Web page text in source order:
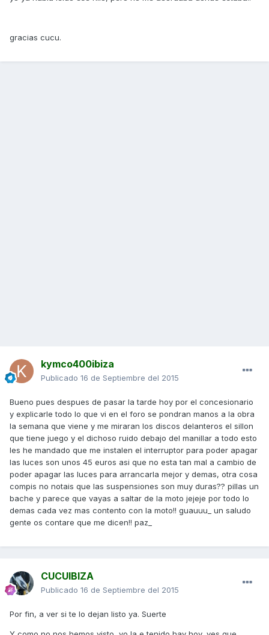
gracias cucu.
kymco400ibiza
Publicado 16 de Septiembre del 2015
Bueno pues despues de pasar la tarde hoy por el concesionario
y explicarle todo lo que vi en el foro se pondran manos a la obra
la semana que viene y me miraran los discos delanteros el sillon
que tiene juego y el dichoso ruido debajo del manillar a todo esto
les he mandado que me instalen el interruptor para poder apagar
las luces son unos 45 euros asi que no esta tan mal a cambio de
poder apagar las luces para arrancarla mejor y demas, otra cosa
compis no notais que las suspensiones son muy duras?? pillas un
bache y parece que vayas a saltar de la moto jejeje por todo lo
demas cada vez mas contento con la moto!! guauuu_ un saludo
gente os contare que me dicen!! paz_
CUCUIBIZA
Publicado 16 de Septiembre del 2015
Por fin, a ver si te lo dejan listo ya. Suerte